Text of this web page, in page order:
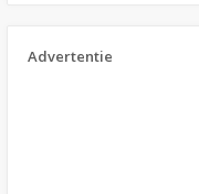
Advertentie